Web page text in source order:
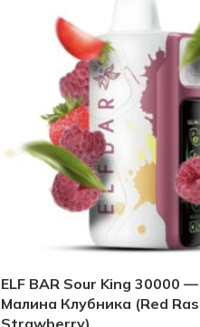
ELF BAR Sour King 30000
Малина Клубника (Red
Strawberry)